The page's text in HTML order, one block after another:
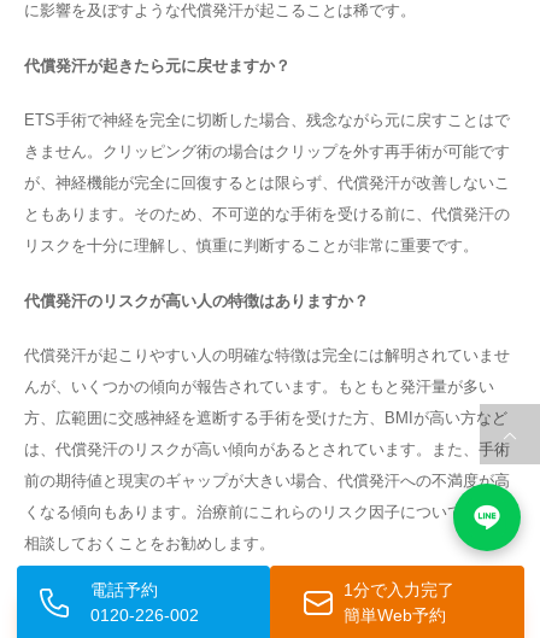
に影響を及ぼすような代償発汗が起こることは稀です。
代償発汗が起きたら元に戻せますか？
ETS手術で神経を完全に切断した場合、残念ながら元に戻すことはで
きません。クリッピング術の場合はクリップを外す再手術が可能です
が、神経機能が完全に回復するとは限らず、代償発汗が改善しないこ
ともあります。そのため、不可逆的な手術を受ける前に、代償発汗の
リスクを十分に理解し、慎重に判断することが非常に重要です。
代償発汗のリスクが高い人の特徴はありますか？
代償発汗が起こりやすい人の明確な特徴は完全には解明されていませ
んが、いくつかの傾向が報告されています。もともと発汗量が多い
方、広範囲に交感神経を遮断する手術を受けた方、BMIが高い方など
は、代償発汗のリスクが高い傾向があるとされています。また、手術
前の期待値と現実のギャップが大きい場合、代償発汗への不満度が高
くなる傾向もあります。治療前にこれらのリスク因子について医師と
相談しておくことをお勧めします。
電話予約
0120-226-002
1分で入力完了
簡単Web予約